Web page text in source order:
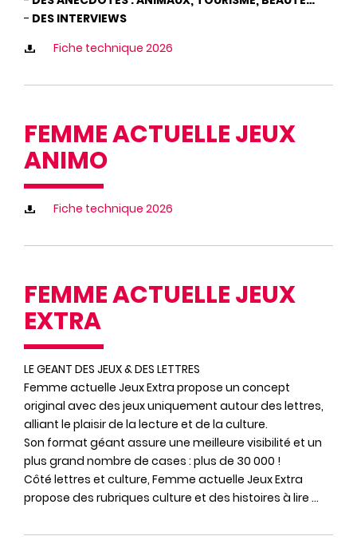
- DES INTERVIEWS
Fiche technique 2026
FEMME ACTUELLE JEUX
ANIMO
Fiche technique 2026
FEMME ACTUELLE JEUX
EXTRA
LE GEANT DES JEUX & DES LETTRES
Femme actuelle Jeux Extra propose un concept
original avec des jeux uniquement autour des lettres,
alliant le plaisir de la lecture et de la culture.
Son format géant assure une meilleure visibilité et un
plus grand nombre de cases : plus de 30 000 !
Côté lettres et culture, Femme actuelle Jeux Extra
propose des rubriques culture et des histoires à lire …